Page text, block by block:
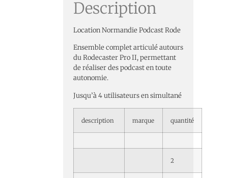
Description
Location Normandie Podcast Rode
Ensemble complet articulé autours
du Rodecaster Pro II, permettant
de réaliser des podcast en toute
autonomie.
Jusqu’à 4 utilisateurs en simultané
description marque quantité
2